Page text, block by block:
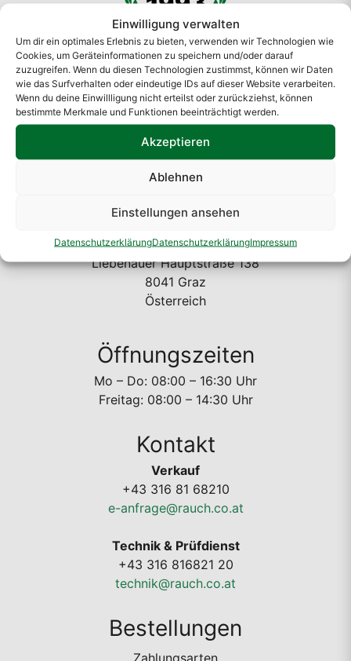
Einwilligung verwalten
Um dir ein optimales Erlebnis zu bieten, verwenden wir Technologien wie
Cookies, um Geräteinformationen zu speichern und/oder darauf
zuzugreifen. Wenn du diesen Technologien zustimmst, können wir Daten
wie das Surfverhalten oder eindeutige IDs auf dieser Website verarbeiten.
Wenn du deine Einwillligung nicht erteilst oder zurückziehst, können
bestimmte Merkmale und Funktionen beeinträchtigt werden.
Akzeptieren
Ablehnen
Einstellungen ansehen
DatenschutzerklärungDatenschutzerklärungImpressum
Standort
A. Rauch GmbH
Liebenauer Hauptstraße 138
8041 Graz
Österreich
Öffnungszeiten
Mo – Do: 08:00 – 16:30 Uhr
Freitag: 08:00 – 14:30 Uhr
Kontakt
Verkauf
+43 316 81 68210
e-anfrage@rauch.co.at
Technik & Prüfdienst
+43 316 816821 20
technik@rauch.co.at
Bestellungen